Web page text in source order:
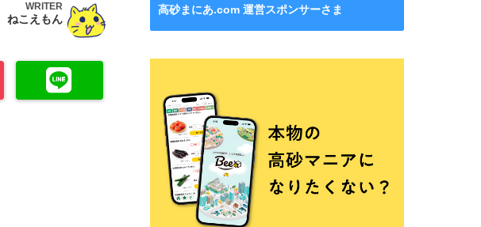
WRITER
ねこえもん
高砂まにあ.com 運営スポンサーさま